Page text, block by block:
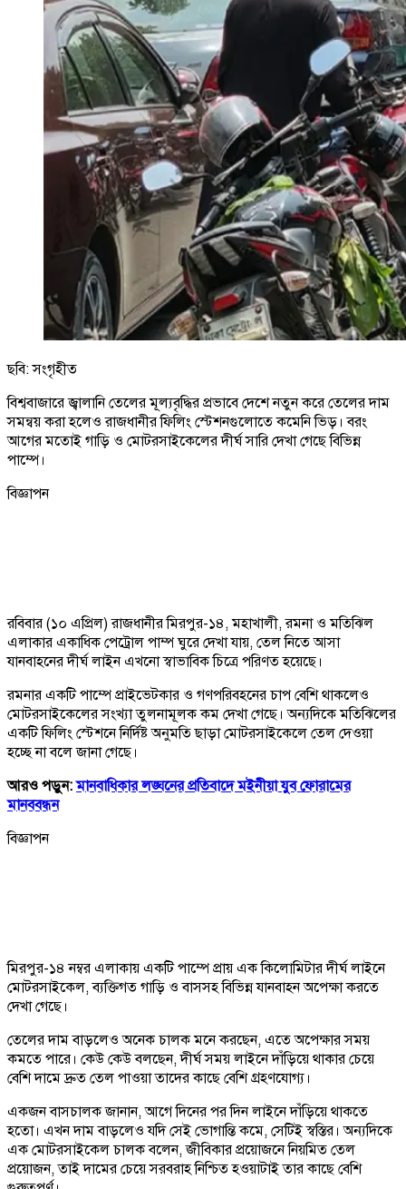
ছবি: সংগৃহীত
বিশ্ববাজারে জ্বালানি তেলের মূল্যবৃদ্ধির প্রভাবে দেশে নতুন করে তেলের দাম
সমন্বয় করা হলেও রাজধানীর ফিলিং স্টেশনগুলোতে কমেনি ভিড়। বরং
আগের মতোই গাড়ি ও মোটরসাইকেলের দীর্ঘ সারি দেখা গেছে বিভিন্ন
পাম্পে।
বিজ্ঞাপন
রবিবার (১০ এপ্রিল) রাজধানীর মিরপুর-১৪, মহাখালী, রমনা ও মতিঝিল
এলাকার একাধিক পেট্রোল পাম্প ঘুরে দেখা যায়, তেল নিতে আসা
যানবাহনের দীর্ঘ লাইন এখনো স্বাভাবিক চিত্রে পরিণত হয়েছে।
রমনার একটি পাম্পে প্রাইভেটকার ও গণপরিবহনের চাপ বেশি থাকলেও
মোটরসাইকেলের সংখ্যা তুলনামূলক কম দেখা গেছে। অন্যদিকে মতিঝিলের
একটি ফিলিং স্টেশনে নির্দিষ্ট অনুমতি ছাড়া মোটরসাইকেলে তেল দেওয়া
হচ্ছে না বলে জানা গেছে।
আরও পড়ুন:মানবাধিকার লঙ্ঘনের প্রতিবাদে মইনীয়া যুব ফোরামের
মানববন্ধন
বিজ্ঞাপন
মিরপুর-১৪ নম্বর এলাকায় একটি পাম্পে প্রায় এক কিলোমিটার দীর্ঘ লাইনে
মোটরসাইকেল, ব্যক্তিগত গাড়ি ও বাসসহ বিভিন্ন যানবাহন অপেক্ষা করতে
দেখা গেছে।
তেলের দাম বাড়লেও অনেক চালক মনে করছেন, এতে অপেক্ষার সময়
কমতে পারে। কেউ কেউ বলছেন, দীর্ঘ সময় লাইনে দাঁড়িয়ে থাকার চেয়ে
বেশি দামে দ্রুত তেল পাওয়া তাদের কাছে বেশি গ্রহণযোগ্য।
একজন বাসচালক জানান, আগে দিনের পর দিন লাইনে দাঁড়িয়ে থাকতে
হতো। এখন দাম বাড়লেও যদি সেই ভোগান্তি কমে, সেটিই স্বস্তির। অন্যদিকে
এক মোটরসাইকেল চালক বলেন, জীবিকার প্রয়োজনে নিয়মিত তেল
প্রয়োজন, তাই দামের চেয়ে সরবরাহ নিশ্চিত হওয়াটাই তার কাছে বেশি